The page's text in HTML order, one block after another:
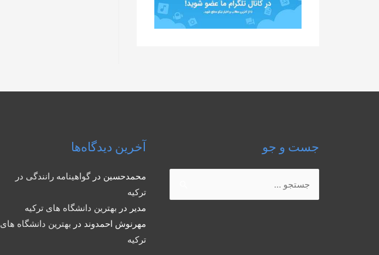
جست و جو
برای:
آخرین دیدگاه‌ها
محمدحسین درگواهینامه رانندگی در
ترکیه
مدیر در بهترین دانشگاه های ترکیه
مهرنوش احمدوند در بهترین دانشگاه های
ترکیه